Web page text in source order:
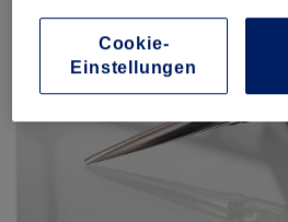
Cookie-
Einstellungen